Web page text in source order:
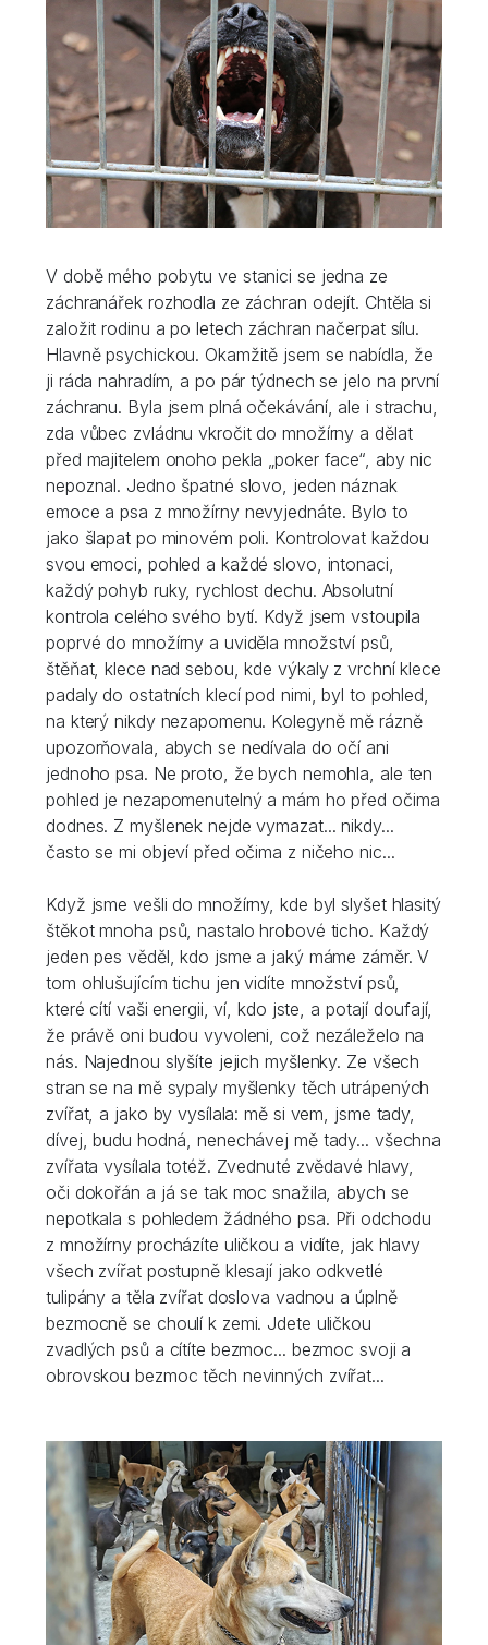
V době mého pobytu ve stanici se jedna ze
záchranářek rozhodla ze záchran odejít. Chtěla si
založit rodinu a po letech záchran načerpat sílu.
Hlavně psychickou. Okamžitě jsem se nabídla, že
ji ráda nahradím, a po pár týdnech se jelo na první
záchranu. Byla jsem plná očekávání, ale i strachu,
zda vůbec zvládnu vkročit do množírny a dělat
před majitelem onoho pekla „poker face“, aby nic
nepoznal. Jedno špatné slovo, jeden náznak
emoce a psa z množírny nevyjednáte. Bylo to
jako šlapat po minovém poli. Kontrolovat každou
svou emoci, pohled a každé slovo, intonaci,
každý pohyb ruky, rychlost dechu. Absolutní
kontrola celého svého bytí. Když jsem vstoupila
poprvé do množírny a uviděla množství psů,
štěňat, klece nad sebou, kde výkaly z vrchní klece
padaly do ostatních klecí pod nimi, byl to pohled,
na který nikdy nezapomenu. Kolegyně mě rázně
upozorňovala, abych se nedívala do očí ani
jednoho psa. Ne proto, že bych nemohla, ale ten
pohled je nezapomenutelný a mám ho před očima
dodnes. Z myšlenek nejde vymazat... nikdy...
často se mi objeví před očima z ničeho nic...
Když jsme vešli do množírny, kde byl slyšet hlasitý
štěkot mnoha psů, nastalo hrobové ticho. Každý
jeden pes věděl, kdo jsme a jaký máme záměr. V
tom ohlušujícím tichu jen vidíte množství psů,
které cítí vaši energii, ví, kdo jste, a potají doufají,
že právě oni budou vyvoleni, což nezáleželo na
nás. Najednou slyšíte jejich myšlenky. Ze všech
stran se na mě sypaly myšlenky těch utrápených
zvířat, a jako by vysílala: mě si vem, jsme tady,
dívej, budu hodná, nenechávej mě tady... všechna
zvířata vysílala totéž. Zvednuté zvědavé hlavy,
oči dokořán a já se tak moc snažila, abych se
nepotkala s pohledem žádného psa. Při odchodu
z množírny procházíte uličkou a vidíte, jak hlavy
všech zvířat postupně klesají jako odkvetlé
tulipány a těla zvířat doslova vadnou a úplně
bezmocně se choulí k zemi. Jdete uličkou
zvadlých psů a cítíte bezmoc... bezmoc svoji a
obrovskou bezmoc těch nevinných zvířat...